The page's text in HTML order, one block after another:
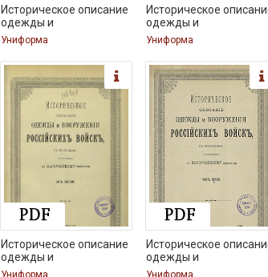
Историческое описание
одежды и
Униформа
Историческое
одежды и
Униформа
Историческое описание
одежды и
Униформа
Историческое
одежды и
Униформа